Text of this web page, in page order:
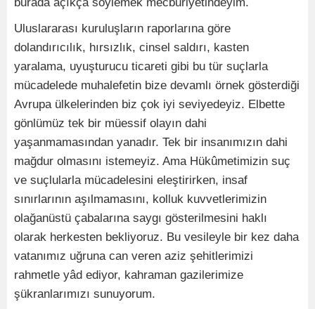
Uluslararası kuruluşların raporlarına göre
dolandırıcılık, hırsızlık, cinsel saldırı, kasten
yaralama, uyuşturucu ticareti gibi bu tür suçlarla
mücadelede muhalefetin bize devamlı örnek gösterdiği
Avrupa ülkelerinden biz çok iyi seviyedeyiz. Elbette
gönlümüz tek bir müessif olayın dahi
yaşanmamasından yanadır. Tek bir insanımızın dahi
mağdur olmasını istemeyiz. Ama Hükûmetimizin suç
ve suçlularla mücadelesini eleştirirken, insaf
sınırlarının aşılmamasını, kolluk kuvvetlerimizin
olağanüstü çabalarına saygı gösterilmesini haklı
olarak herkesten bekliyoruz. Bu vesileyle bir kez daha
vatanımız uğruna can veren aziz şehitlerimizi
rahmetle yâd ediyor, kahraman gazilerimize
şükranlarımızı sunuyorum.